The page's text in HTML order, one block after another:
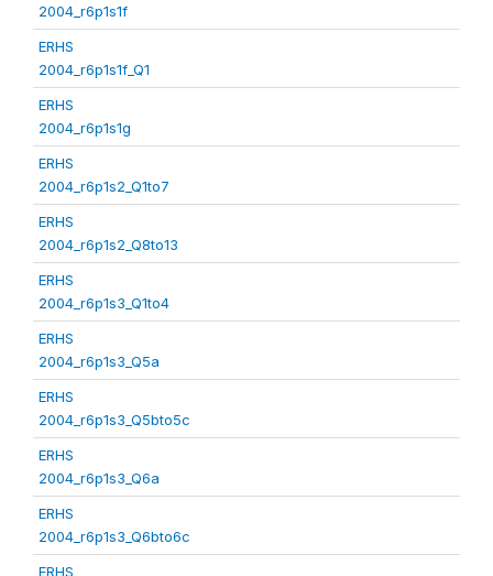
2004_r6p1s1f
ERHS
2004_r6p1s1f_Q1
ERHS
2004_r6p1s1g
ERHS
2004_r6p1s2_Q1to7
ERHS
2004_r6p1s2_Q8to13
ERHS
2004_r6p1s3_Q1to4
ERHS
2004_r6p1s3_Q5a
ERHS
2004_r6p1s3_Q5bto5c
ERHS
2004_r6p1s3_Q6a
ERHS
2004_r6p1s3_Q6bto6c
ERHS